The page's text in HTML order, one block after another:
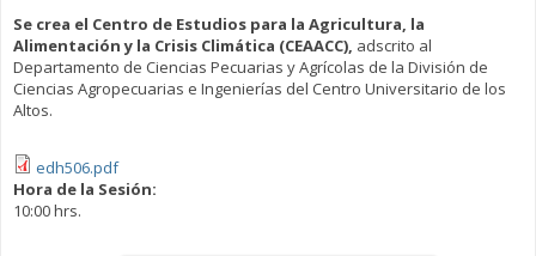
Se crea el Centro de Estudios para la Agricultura, la
Alimentación y la Crisis Climática (CEAACC), adscrito al
Departamento de Ciencias Pecuarias y Agrícolas de la División de
Ciencias Agropecuarias e Ingenierías del Centro Universitario de los
Altos.
edh506.pdf
Hora de la Sesión:
10:00 hrs.